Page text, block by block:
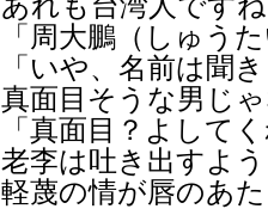
「周大鵬（しゅう
「いや、名前は聞
真面目そうな男じ
「真面目？よして
老李は吐き出すよ
軽蔑の情が唇のあ